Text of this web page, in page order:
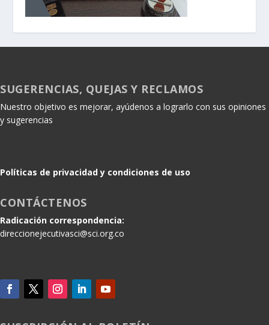
SUGERENCIAS, QUEJAS Y RECLAMOS
Nuestro objetivo es mejorar, ayúdenos a lograrlo con sus opiniones
y sugerencias
Políticas de privacidad y condiciones de uso
CONTÁCTENOS
Radicación correspondencia:
direccionejecutivasci@sci.org.co